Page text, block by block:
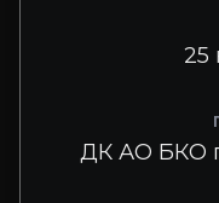
25
ДК АО БКО